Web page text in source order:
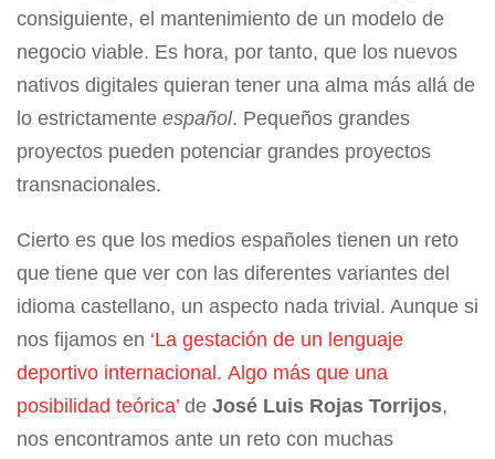
consiguiente, el mantenimiento de un modelo de
negocio viable. Es hora, por tanto, que los nuevos
nativos digitales quieran tener una alma más allá de
lo estrictamente español. Pequeños grandes
proyectos pueden potenciar grandes proyectos
transnacionales.
Cierto es que los medios españoles tienen un reto
que tiene que ver con las diferentes variantes del
idioma castellano, un aspecto nada trivial. Aunque si
nos fijamos en ‘La gestación de un lenguaje
deportivo internacional. Algo más que una
posibilidad teórica’ de José Luis Rojas Torrijos,
nos encontramos ante un reto con muchas